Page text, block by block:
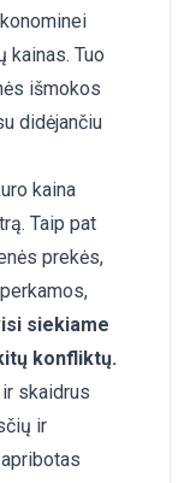
kainas. Tuo
išmokos
didėjančiu
kaina
Taip pat
prekės,
siekiame
konfliktų.
skaidrus
ir